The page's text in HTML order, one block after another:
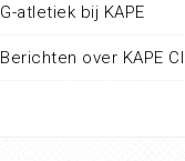
G-atletiek bij KAPE
Berichten over KAPE